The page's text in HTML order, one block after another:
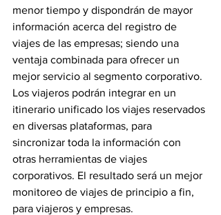
menor tiempo y dispondrán de mayor
información acerca del registro de
viajes de las empresas; siendo una
ventaja combinada para ofrecer un
mejor servicio al segmento corporativo.
Los viajeros podrán integrar en un
itinerario unificado los viajes reservados
en diversas plataformas, para
sincronizar toda la información con
otras herramientas de viajes
corporativos. El resultado será un mejor
monitoreo de viajes de principio a fin,
para viajeros y empresas.